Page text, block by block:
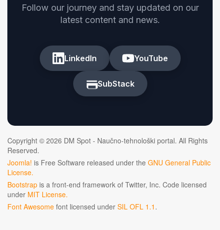
Follow our journey and stay updated on our
latest content and news.
LinkedIn YouTube
SubStack
Copyright © 2026 DM Spot - Naučno-tehnološki portal. All Rights
Reserved.
Joomla! is Free Software released under the GNU General Public
License.
Bootstrap is a front-end framework of Twitter, Inc. Code licensed
under MIT License.
Font Awesome font licensed under SIL OFL 1.1 .